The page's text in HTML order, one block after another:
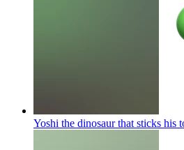
Yoshi the dinosaur that sticks his